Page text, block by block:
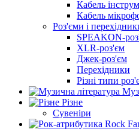
Кабель
Кабель
Роз'єми і
SPEAKON-
XLR-роз'єм
Джек-роз'єм
Перехідники
Різні типи
Різне
Сувеніри